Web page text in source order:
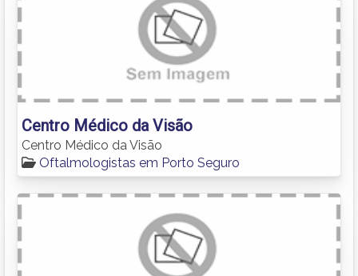
Centro Médico da Visão
Centro Médico da Visão
Oftalmologistas em Porto Seguro